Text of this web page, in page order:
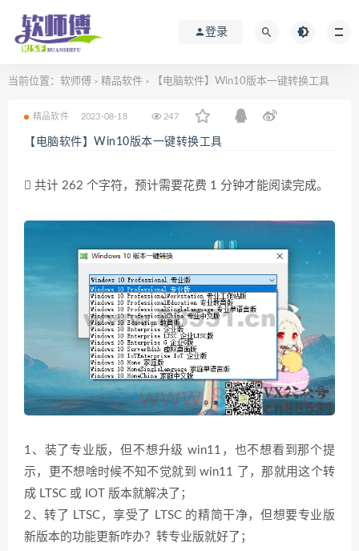
登录
当前位置： 软师傅 > 精品软件 > 【电脑软件】Win10版本一键转换工具
精品软件 2023-08-18 247
【电脑软件】Win10版本一键转换工具
共计 262 个字符，预计需要花费 1 分钟才能阅读完成。
1、装了专业版，但不想升级 win11，也不想看到那个提
示，更不想啥时候不知不觉就到 win11 了，那就用这个转
成 LTSC 或 IOT 版本就解决了；
2、转了 LTSC，享受了 LTSC 的精简干净，但想要专业版
新版本的功能更新咋办？转专业版就好了；